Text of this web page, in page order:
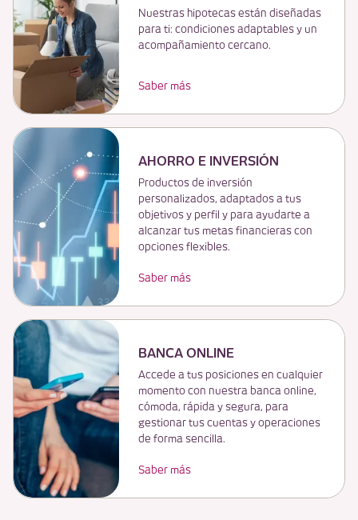
Nuestras hipotecas están diseñadas
para ti: condiciones adaptables y un
acompañamiento cercano.
Saber más
AHORRO E INVERSIÓN
Productos de inversión
personalizados, adaptados a tus
objetivos y perfil y para ayudarte a
alcanzar tus metas financieras con
opciones flexibles.
Saber más
BANCA ONLINE
Accede a tus posiciones en cualquier
momento con nuestra banca online,
cómoda, rápida y segura, para
gestionar tus cuentas y operaciones
de forma sencilla.
Saber más